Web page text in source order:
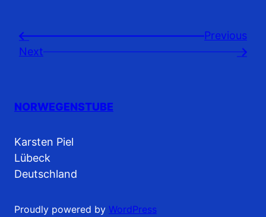
←
Previousㅤ
Next
→
NORWEGENSTUBE
Karsten Piel
Lübeck
Deutschland
Proudly powered by WordPress